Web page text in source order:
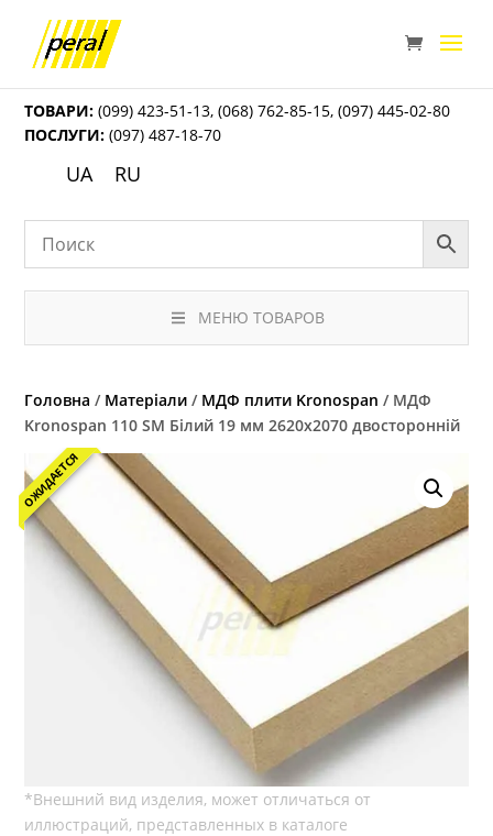
ТОВАРИ: (099) 423-51-13,(068) 762-85-15,(097) 445-02-80
ПОСЛУГИ: (097) 487-18-70
UA RU
МЕНЮ ТОВАРОВ
Головна / Матеріали / МДФ плити Kronospan / МДФ
Kronospan 110 SM Білий 19 мм 2620х2070 двосторонній
ОЖИДАЕТСЯ